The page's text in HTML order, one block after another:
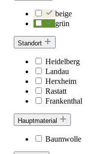
beige
grün
Standort
Heidelberg
Landau
Herxheim
Rastatt
Frankenthal
Hauptmaterial
Baumwolle